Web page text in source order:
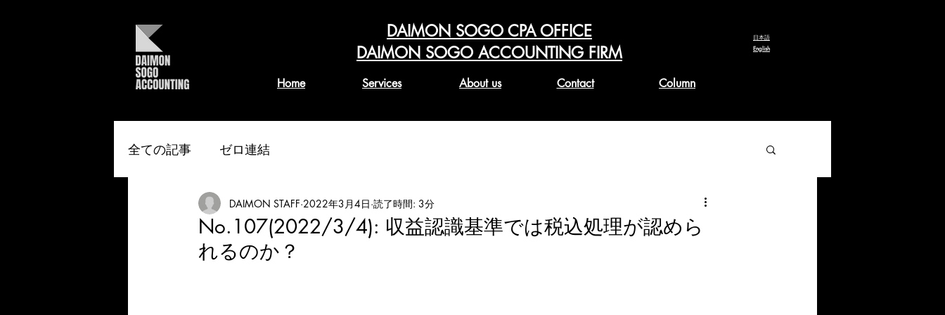
DAIMON SOGO CPA OFFICE
DAIMON SOGO ACCOUNTING FIRM
Home Services About us Contact Column
​日本語
English
全ての記事 ゼロ連結
No.107(2022/3/4): 収益認識基準では税込処理が認めら
れるのか？
DAIMON STAFF 2022年3月4日 読了時間: 3分